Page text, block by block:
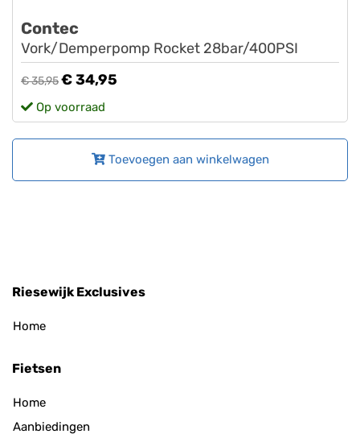
Contec
Vork/Demperpomp Rocket 28bar/400PSI
€ 35,95€ 34,95
Op voorraad
Toevoegen aan winkelwagen
Riesewijk Exclusives
Home
Fietsen
Home
Aanbiedingen